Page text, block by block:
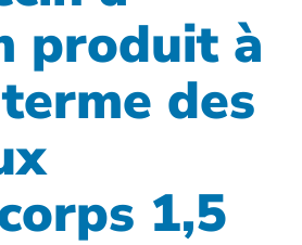
produit à
des
1,5